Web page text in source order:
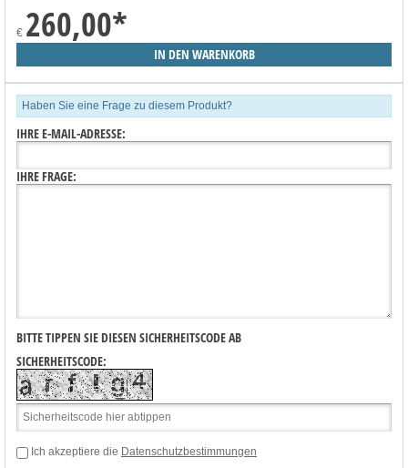
€ 260,00*
Haben Sie eine Frage zu diesem Produkt?
IHRE E-MAIL-ADRESSE:
IHRE FRAGE:
BITTE TIPPEN SIE DIESEN SICHERHEITSCODE AB
SICHERHEITSCODE:
Ich akzeptiere die Datenschutzbestimmungen